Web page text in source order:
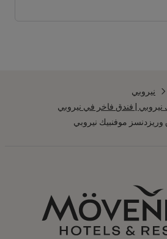
نيروبي
نيروبي | فندق فاخر في نيروبي
وريزدنسز موفنبيك نيروبي